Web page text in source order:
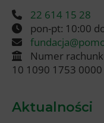
22 614 15 28
pon-pt: 10:00
Numer
10 1090 1753
Aktualności